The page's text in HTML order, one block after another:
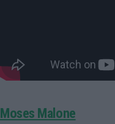
Moses Malone